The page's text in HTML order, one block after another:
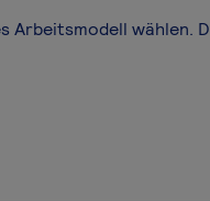
wählen.